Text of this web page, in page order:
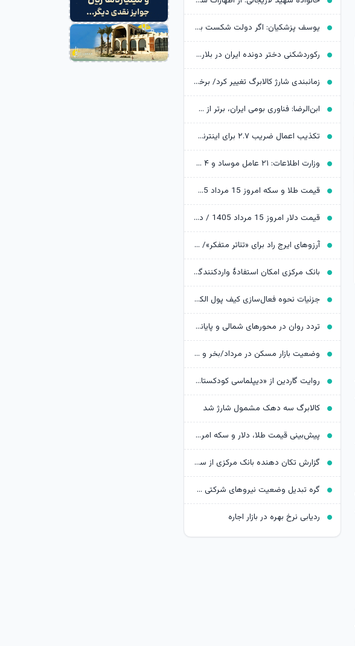
یوسف پزشکیان: اگر دولت شکست بخورد، ایران شکست می‌خورد
رکوردشکنی دختر دونده ایران در بلاروس
زمانبندی شارژ کالابرگ تغییر کرد/ برخی خانوارها اعتبار را ماه بعد دریافت می‌کنند
ابن‌الرضا: فناوری بومی ایران، برتر از هر سامانه وارداتی در منطقه است
تکذیب اعمال ضریب ۲.۷ برای اینترنت بین‌الملل از سوی سازمان تنظیم مقررات
وزارت اطلاعات: ۲۱ عامل موساد و ۴ عضو باندهای مسلح بازداشت شدند
قیمت طلا و سکه امروز 15 مرداد 1405/ فرمان بازار طلا به دست اونس جهانی افتاد
قیمت دلار امروز 15 مرداد 1405 / دلار ۴ هزار تومان ریخت
آرزوهای ایرج راد برای «تئاتر متفکر»/ «آبجی‌ها و آقاجان» روی صحنه می‌رود
بانک مرکزی امکان استفادۀ واردکنندگان دارو از اوراق گام را تا پایان امسال تمدید کرد
جزئیات نحوه فعال‌سازی کیف پول الکترونیک
تردد روان در محورهای شمالی و پایانه‌های مرزی اربعین
وضعیت بازار مسکن در مرداد/بخر و بفروش‌ها دست از کار کشیدند
روایت گاردین از «دیپلماسی کودکستانی» ترامپ در برابر ایران
کالابرگ سه دهک مشمول شارژ شد
پیش‌بینی قیمت طلا، دلار و سکه امروز 15 مرداد 1405/ بازار منتظر مذاکرات تنگه هرمز
گزارش تکان‌ دهنده بانک مرکزی از سفره ایرانی‌ها؛ تورم چگونه فقرا را فقیرتر کرد؟
گره تبدیل وضعیت نیروهای شرکتی / قانون مانع است یا پیمانکاران؟
ردیابی نرخ بهره در بازار اجاره